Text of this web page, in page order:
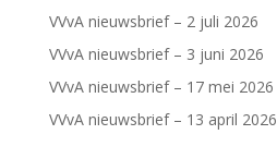
VVvA nieuwsbrief – 2 juli 2026
VVvA nieuwsbrief – 3 juni 2026
VVvA nieuwsbrief – 17 mei 2026
VVvA nieuwsbrief – 13 april 2026